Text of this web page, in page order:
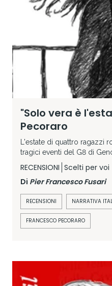
"Solo vera è
Pecoraro
L'estate di quattro ragazzi
tragici eventi del G8 di
RECENSIONI Scelti per voi
Di Pier Francesco Fusari
RECENSIONI NARRATIVA
FRANCESCO PECORARO